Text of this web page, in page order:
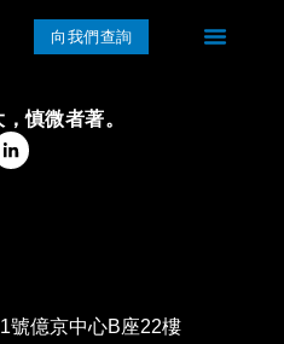
向我們查詢
慎微者著。
號億京中心B座22樓